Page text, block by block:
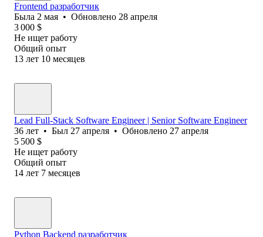
Frontend разработчик
Была 2 мая • Обновлено 28 апреля
3 000 $
Не ищет работу
Общий опыт
13 лет 10 месяцев
Lead Full-Stack Software Engineer | Senior Software Engineer
36 лет • Был 27 апреля • Обновлено 27 апреля
5 500 $
Не ищет работу
Общий опыт
14 лет 7 месяцев
Python Backend разработчик